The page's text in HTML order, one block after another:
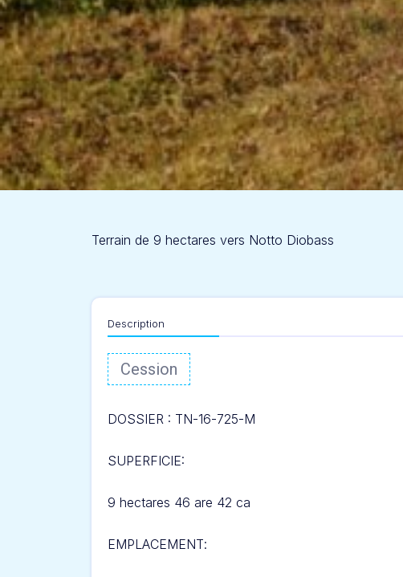
Terrain de 9 hectares vers Notto Diobass
Description
Cession
DOSSIER : TN-16-725-M
SUPERFICIE:
9 hectares 46 are 42 ca
EMPLACEMENT: